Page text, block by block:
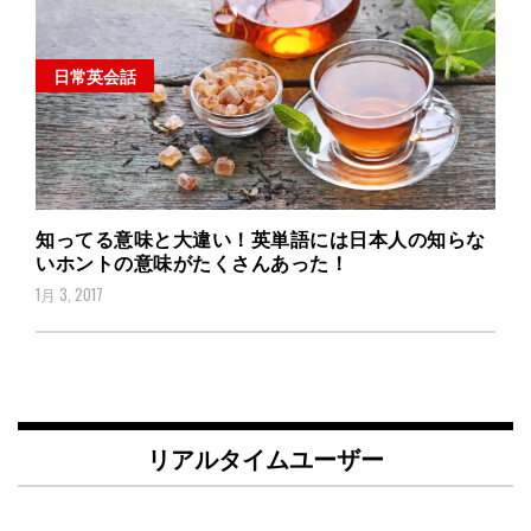
日常英会話
知ってる意味と大違い！英単語には日本人の知らな
いホントの意味がたくさんあった！
1月 3, 2017
リアルタイムユーザー